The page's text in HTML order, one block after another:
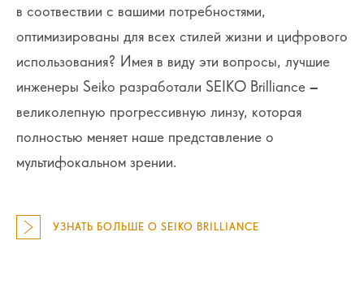
в соотвествии с вашими потребностями,
оптимизированы для всех стилей жизни и цифрового
использования? Имея в виду эти вопросы, лучшие
инженеры Seiko разработали SEIKO Brilliance –
великолепную прогрессивную линзу, которая
полностью меняет наше представление о
мультифокальном зрении.
УЗНАТЬ БОЛЬШЕ О SEIKO BRILLIANCE